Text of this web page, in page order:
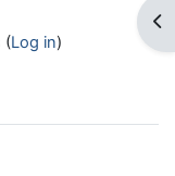
(Log in)